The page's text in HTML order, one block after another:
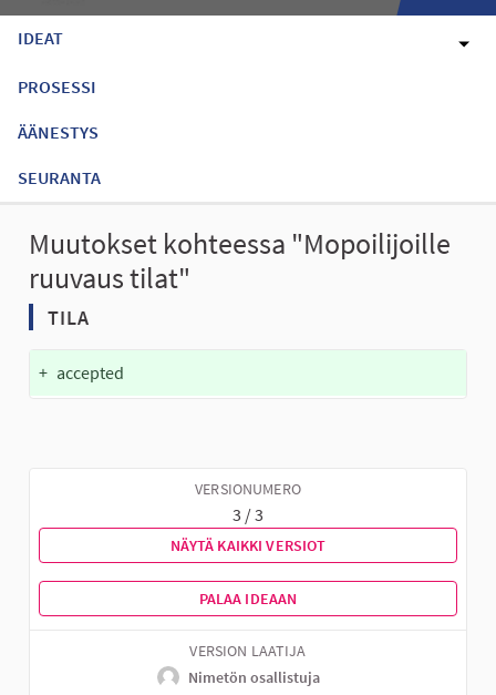
IDEAT
PROSESSI
ÄÄNESTYS
SEURANTA
Muutokset kohteessa "Mopoilijoille
ruuvaus tilat"
TILA
+ accepted
VERSIONUMERO
3 / 3
NÄYTÄ KAIKKI VERSIOT
PALAA IDEAAN
VERSION LAATIJA
Nimetön osallistuja